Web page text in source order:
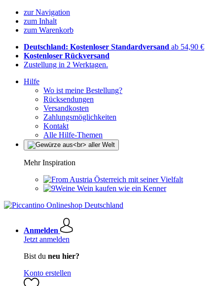
zur Navigation
zum Inhalt
zum Warenkorb
Deutschland: Kostenloser Standardversand ab 54,90 €
Kostenloser Rückversand
Zustellung in 2 Werktagen.
Hilfe
Wo ist meine Bestellung?
Rücksendungen
Versandkosten
Zahlungsmöglichkeiten
Kontakt
Alle Hilfe-Themen
Mehr Inspiration
Österreich mit seiner Vielfalt
Wein kaufen wie ein Kenner
Anmelden
Jetzt anmelden
Bist du neu hier?
Konto erstellen